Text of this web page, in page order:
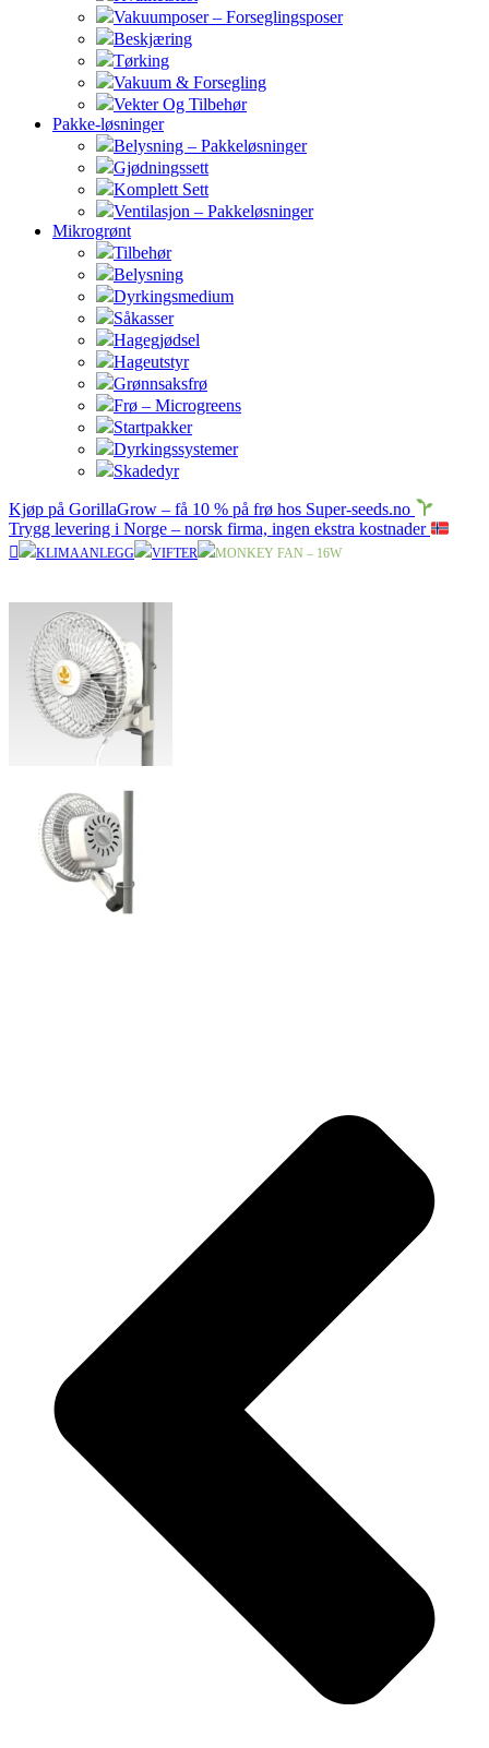
Vakuumposer – Forseglingsposer
Beskjæring
Tørking
Vakuum & Forsegling
Vekter Og Tilbehør
Pakke-løsninger
Belysning – Pakkeløsninger
Gjødningssett
Komplett Sett
Ventilasjon – Pakkeløsninger
Mikrogrønt
Tilbehør
Belysning
Dyrkingsmedium
Såkasser
Hagegjødsel
Hageutstyr
Grønnsaksfrø
Frø – Microgreens
Startpakker
Dyrkingssystemer
Skadedyr
Kjøp på GorillaGrow – få 10 % på frø hos Super-seeds.no
Trygg levering i Norge – norsk firma, ingen ekstra kostnader
KLIMAANLEGG VIFTER MONKEY FAN – 16W